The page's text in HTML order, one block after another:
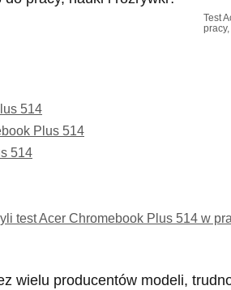
Test
514
Plus 514
514
test Acer Chromebook Plus 514 w
wielu producentów modeli,